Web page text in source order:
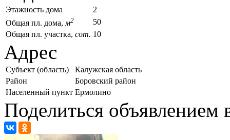
Этажность дома
2
Общая пл. дома, м2
50
Общая пл. участка, сот. 10
Адрес
Субъект (область)
Калужская область
Район
Боровский район
Населенный пункт Ермолино
Поделиться объявлением